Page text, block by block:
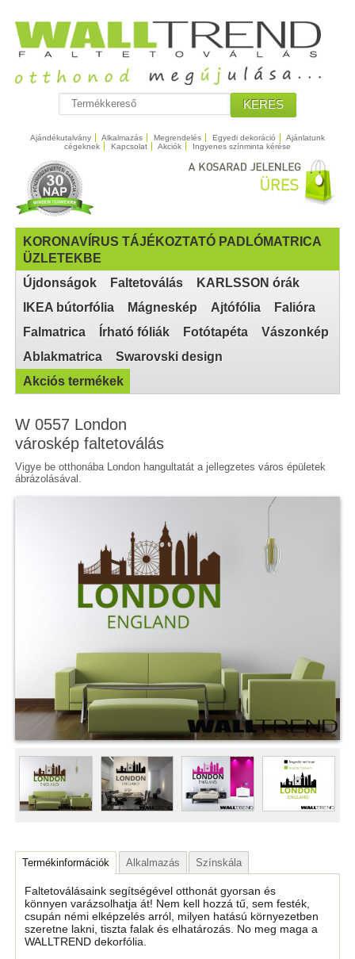
KERES
Ajándékutalvány Alkalmazás Megrendelés Egyedi dekoráció
Ajánlatunk
cégeknek
Kapcsolat Akciók Ingyenes színminta kérése
KORONAVÍRUS TÁJÉKOZTATÓ PADLÓMATRICA
ÜZLETEKBE
Újdonságok
Faltetoválás
KARLSSON órák
IKEA bútorfólia
Mágneskép Ajtófólia
Falióra
Falmatrica
Írható fóliák Fotótapéta
Vászonkép
Ablakmatrica
Swarovski design
Akciós termékek
W 0557 London
városkép faltetoválás
Vigye be otthonába London hangultatát a jellegzetes város épületek
ábrázolásával.
Termékinformációk Alkalmazás Színskála
Faltetoválásaink segítségével otthonát gyorsan és
könnyen varázsolhatja át! Nem kell hozzá tű, sem festék,
csupán némi elképzelés arról, milyen hatású környezetben
szeretne lakni, tiszta falak és elhatározás. No meg maga a
WALLTREND dekorfólia.